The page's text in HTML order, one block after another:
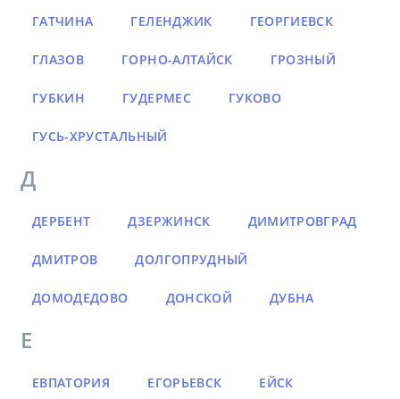
ГАТЧИНА ГЕЛЕНДЖИК ГЕОРГИЕВСК
ГЛАЗОВ ГОРНО-АЛТАЙСК ГРОЗНЫЙ
ГУБКИН ГУДЕРМЕС ГУКОВО
ГУСЬ-ХРУСТАЛЬНЫЙ
Д
ДЕРБЕНТ ДЗЕРЖИНСК ДИМИТРОВГРАД
ДМИТРОВ ДОЛГОПРУДНЫЙ
ДОМОДЕДОВО ДОНСКОЙ ДУБНА
Е
ЕВПАТОРИЯ ЕГОРЬЕВСК ЕЙСК